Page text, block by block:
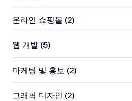
온라인 쇼핑몰 (2)
웹 개발 (5)
마케팅 및 홍보 (2)
그래픽 디자인 (2)